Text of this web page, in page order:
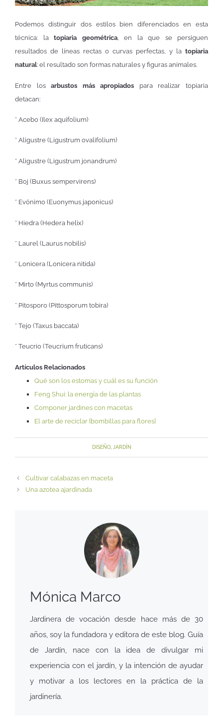
Podemos distinguir dos estilos bien diferenciados en esta
técnica: la topiaria geométrica, en la que se persiguen
resultados de líneas rectas o curvas perfectas, y la topiaria
natural: el resultado son formas naturales y figuras animales.
Entre losarbustos más apropiados para realizar topiaria
detacan:
* Acebo (Ilex aquifolium)
* Aligustre (Ligustrum ovalifolium)
* Aligustre (Ligustrum jonandrum)
* Boj (Buxus sempervirens)
* Evónimo (Euonymus japonicus)
* Hiedra (Hedera helix)
* Laurel (Laurus nobilis)
* Lonicera (Lonicera nitida)
* Mirto (Myrtus communis)
* Pitosporo (Pittosporum tobira)
* Tejo (Taxus baccata)
* Teucrio (Teucrium fruticans)
Artículos Relacionados
Qué son los estomas y cuál es su función
Feng Shui: la energía de las plantas
Componer jardines con macetas
El arte de reciclar {bombillas para flores}
DISEÑO, JARDÍN
Cultivar calabazas en maceta
Una azotea ajardinada
Mónica Marco
Jardinera de vocación desde hace más de 30
años, soy la fundadora y editora de este blog. Guía
de Jardín, nace con la idea de divulgar mi
experiencia con el jardín, y la intención de ayudar
y motivar a los lectores en la práctica de la
jardinería.